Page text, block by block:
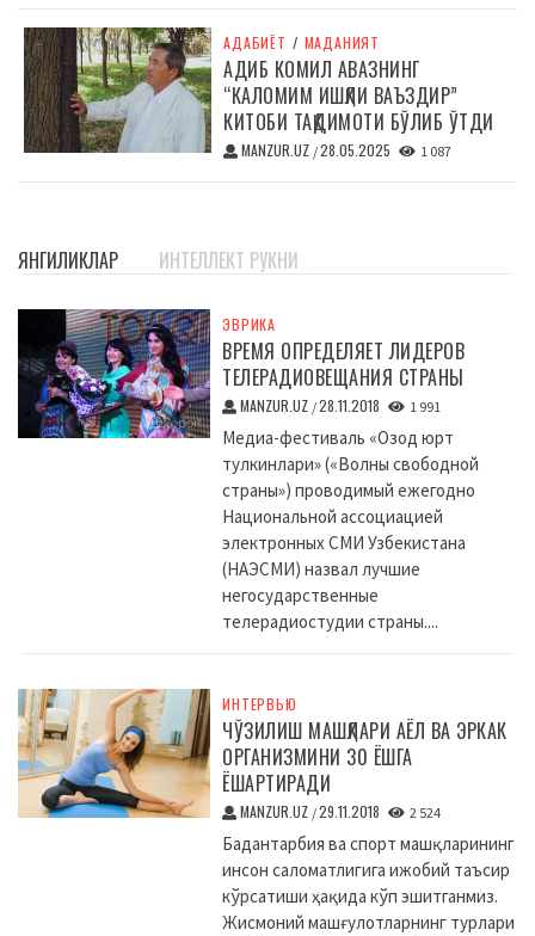
АДАБИЁТ / МАДАНИЯТ
АДИБ КОМИЛ АВАЗНИНГ
“КАЛОМИМ ИШҚЛИ ВАЪЗДИР”
КИТОБИ ТАҚДИМОТИ БЎЛИБ ЎТДИ
MANZUR.UZ /28.05.2025 1 087
ЯНГИЛИКЛАР ИНТЕЛЛЕКТ РУКНИ
ЭВРИКА
ВРЕМЯ ОПРЕДЕЛЯЕТ ЛИДЕРОВ
ТЕЛЕРАДИОВЕЩАНИЯ СТРАНЫ
MANZUR.UZ /28.11.2018 1 991
Медиа-фестиваль «Озод юрт
тулкинлари» («Волны свободной
страны») проводимый ежегодно
Национальной ассоциацией
электронных СМИ Узбекистана
(НАЭСМИ) назвал лучшие
негосударственные
телерадиостудии страны....
ИНТЕРВЬЮ
ЧЎЗИЛИШ МАШҚЛАРИ АЁЛ ВА ЭРКАК
ОРГАНИЗМИНИ 30 ЁШГА
ЁШАРТИРАДИ
MANZUR.UZ /29.11.2018 2 524
Бадантарбия ва спорт машқларининг
инсон саломатлигига ижобий таъсир
кўрсатиши ҳақида кўп эшитганмиз.
Жисмоний машғулотларнинг турлари